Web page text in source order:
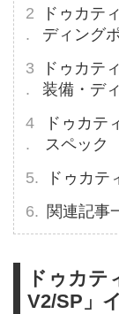
ドゥカテ
ディング
ドゥカテ
装備・デ
ドゥカテ
スペック
ドゥカテ
関連記事
ドゥカテ
V2/SP」